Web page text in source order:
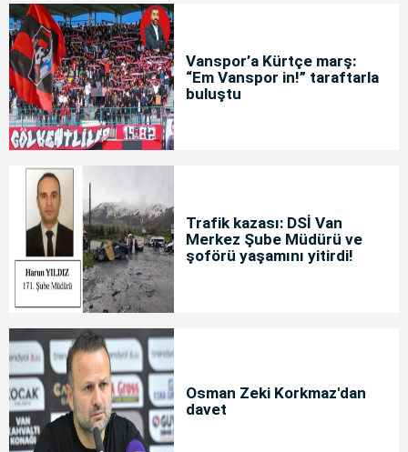
Vanspor’a Kürtçe marş:
“Em Vanspor in!” taraftarla
buluştu
Trafik kazası: DSİ Van
Merkez Şube Müdürü ve
şoförü yaşamını yitirdi!
Osman Zeki Korkmaz'dan
davet